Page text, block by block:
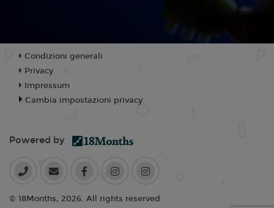
Condizioni generali
Privacy
Impressum
Cambia impostazioni privacy
Powered by
© 18Months, 2026. All rights reserved